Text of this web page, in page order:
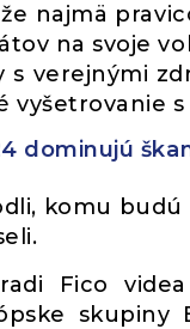
najmä
na svoje
s verejnými
dominujú
komu
Fico
skupiny